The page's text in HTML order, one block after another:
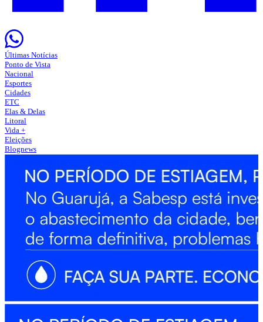
Últimas Notícias
Ponto de Vista
Nacional
Esportes
Cidades
ETC
Elas & Delas
Litoral
Vida +
Eleições
Blognews